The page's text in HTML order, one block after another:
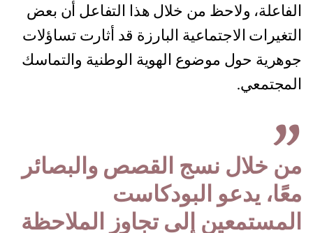
الفاعلة، ولاحظ من خلال هذا التفاعل أن بعض
التغيرات الاجتماعية البارزة قد أثارت تساؤلات
جوهرية حول موضوع الهوية الوطنية والتماسك
المجتمعي.
”
من خلال نسج القصص والبصائر
معًا، يدعو البودكاست
المستمعين إلى تجاوز الملاحظة